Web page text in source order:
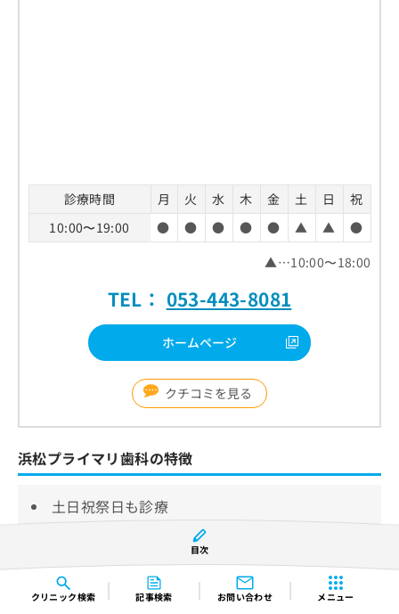
クリニック検索 記事検索 お問い合わせ メニュー
診療時間 月 火 水 木 金 土 日
祝
10:00〜19:00
● ● ● ● ● ▲ ▲
●
▲…10:00〜18:00
TEL： 053-443-8081
ホームページ
クチコミを見る
浜松プライマリ歯科の特徴
土日祝祭日も診療
シミュレーションの内容を患者と共有
インプラント治療に関する無料相談を実施
目次